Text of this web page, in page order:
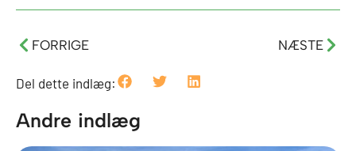
Tidligere
FORRIGE NÆSTE
Del dette indlæg:
Andre indlæg